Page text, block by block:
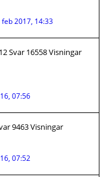
feb 2017, 14:33
12 Svar 16558 Visningar
07:56
9463 Visningar
07:52